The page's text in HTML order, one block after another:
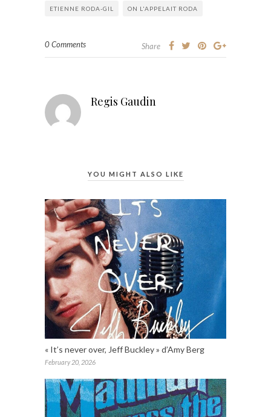
ETIENNE RODA-GIL ON L'APPELAIT RODA
0 Comments Share
Regis Gaudin
YOU MIGHT ALSO LIKE
« It’s never over, Jeff Buckley » d’Amy Berg
February 20, 2026